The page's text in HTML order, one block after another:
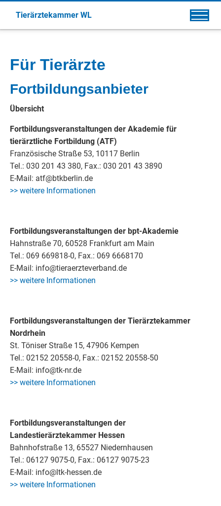
Tierärztekammer WL
Für Tierärzte
Fortbildungsanbieter
Übersicht
Fortbildungsveranstaltungen der Akademie für
tierärztliche Fortbildung (ATF)
Französische Straße 53, 10117 Berlin
Tel.: 030 201 43 380, Fax.: 030 201 43 3890
E-Mail: atf@btkberlin.de
>> weitere Informationen
Fortbildungsveranstaltungen der bpt-Akademie
Hahnstraße 70, 60528 Frankfurt am Main
Tel.: 069 669818-0, Fax.: 069 6668170
E-Mail: info@tieraerzteverband.de
>> weitere Informationen
Fortbildungsveranstaltungen der Tierärztekammer
Nordrhein
St. Töniser Straße 15, 47906 Kempen
Tel.: 02152 20558-0, Fax.: 02152 20558-50
E-Mail: info@tk-nr.de
>> weitere Informationen
Fortbildungsveranstaltungen der
Landestierärztekammer Hessen
Bahnhofstraße 13, 65527 Niedernhausen
Tel.: 06127 9075-0, Fax.: 06127 9075-23
E-Mail: info@ltk-hessen.de
>> weitere Informationen